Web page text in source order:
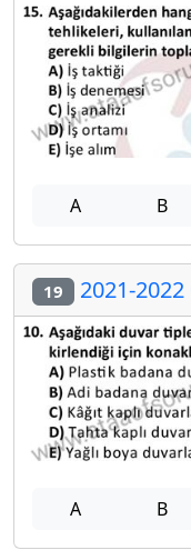
A B
19 2021-2022
A B